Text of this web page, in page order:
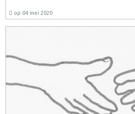
op 04 mei 2020